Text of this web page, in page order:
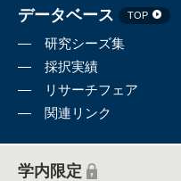
データベース TOP
研究シーズ集
採択実績
リサーチフェア
関連リンク
学内限定